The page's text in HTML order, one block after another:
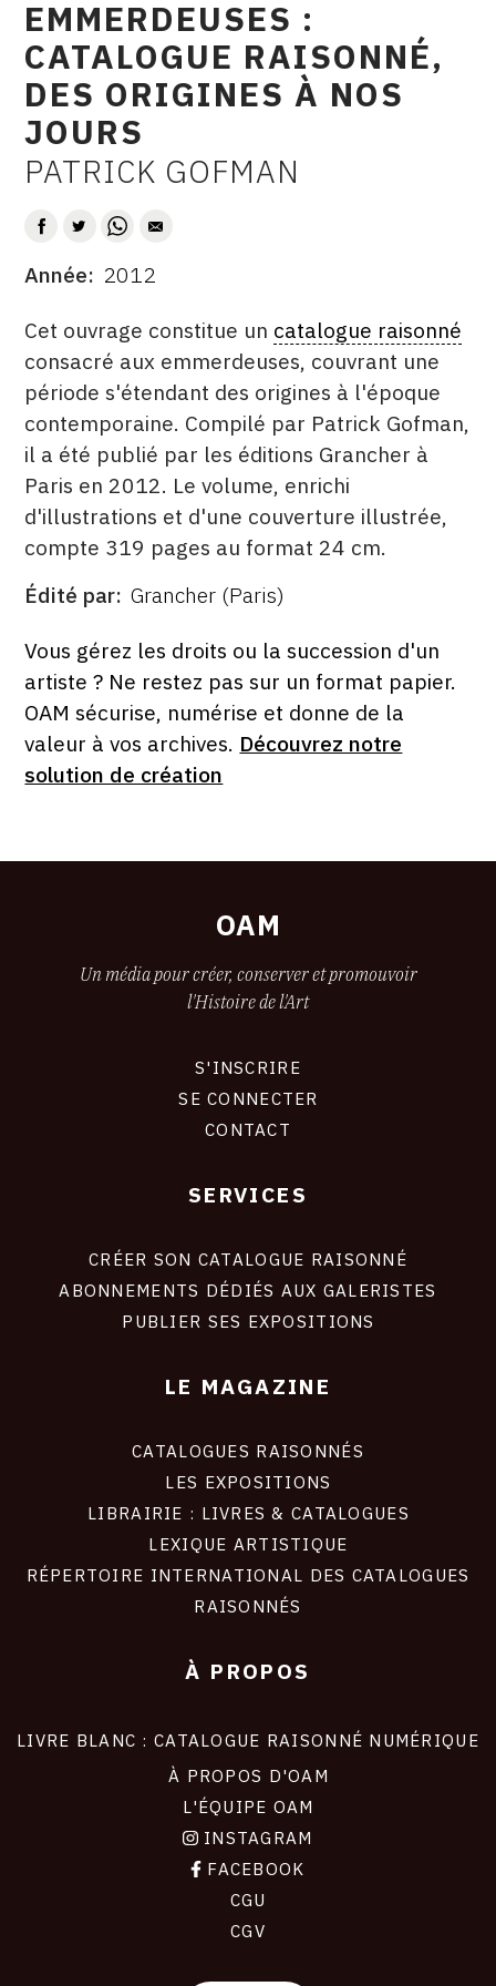
CONTACT
CGU
TWITTER
PINTEREST
EMMERDEUSES :
CATALOGUE RAISONNÉ,
DES ORIGINES À NOS
JOURS
AUTEUR
PATRICK GOFMAN
DATE
Année 2012
DESCRITPTION
Cet ouvrage constitue un catalogue raisonné
consacré aux emmerdeuses, couvrant une
période s'étendant des origines à l'époque
contemporaine. Compilé par Patrick Gofman,
il a été publié par les éditions Grancher à
Paris en 2012. Le volume, enrichi
d'illustrations et d'une couverture illustrée,
compte 319 pages au format 24 cm.
ÉDITÉ
Édité par Grancher (Paris)
FORMAT
ÉTAT
Vous gérez les droits ou la succession d'un
artiste ? Ne restez pas sur un format papier.
OAM sécurise, numérise et donne de la
valeur à vos archives. Découvrez notre
solution de création
OAM
Un média pour créer, conserver et promouvoir
l'Histoire de l'Art
S'INSCRIRE
SE CONNECTER
CONTACT
SERVICES
CRÉER SON CATALOGUE RAISONNÉ
ABONNEMENTS DÉDIÉS AUX GALERISTES
PUBLIER SES EXPOSITIONS
LE MAGAZINE
CATALOGUES RAISONNÉS
LES EXPOSITIONS
LIBRAIRIE : LIVRES & CATALOGUES
LEXIQUE ARTISTIQUE
RÉPERTOIRE INTERNATIONAL DES CATALOGUES
RAISONNÉS
À PROPOS
LIVRE BLANC : CATALOGUE RAISONNÉ NUMÉRIQUE
À PROPOS D'OAM
L'ÉQUIPE OAM
INSTAGRAM
FACEBOOK
CGU
CGV